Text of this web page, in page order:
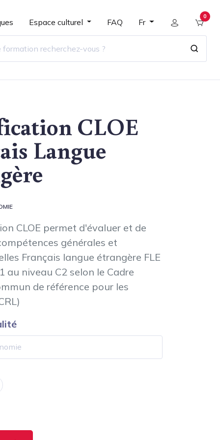
Espace culturel FAQ Fr
0
CLOE
Langue
CLOE permet d'évaluer et de
générales et
Français langue étrangère FLE
au niveau C2 selon le Cadre
de référence pour les